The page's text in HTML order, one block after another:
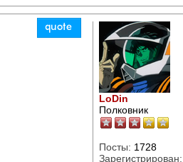
LoDin
Полковник
Посты: 1728
Зарегистрирован: